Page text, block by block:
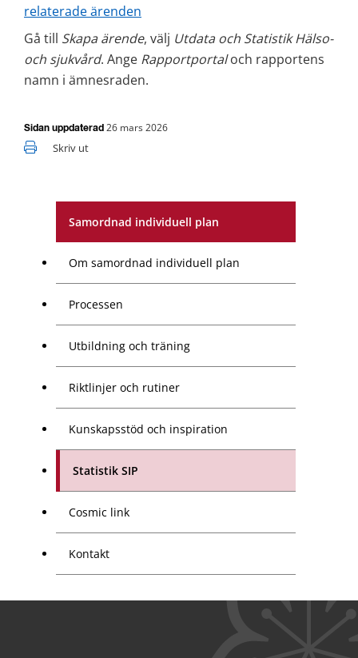
Samordnad individuell plan
Om samordnad individuell plan
Processen
Utbildning och träning
Riktlinjer och rutiner
Kunskapsstöd och inspiration
Statistik SIP
Cosmic link
Kontakt
relaterade ärenden
Gå till Skapa ärende, välj Utdata och Statistik Hälso-
och sjukvård. Ange Rapportportal och rapportens
namn i ämnesraden.
Sidan uppdaterad 26 mars 2026
Skriv ut